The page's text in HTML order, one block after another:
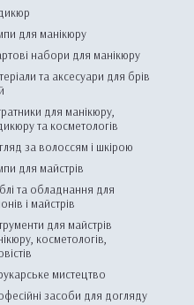
для манікюру
набори для манікюру
та аксесуари для брів
для манікюру,
та косметологів
за волоссям і шкірою
для майстрів
та обладнання для
і майстрів
для майстрів
косметологів,
мистецтво
засоби для догляду